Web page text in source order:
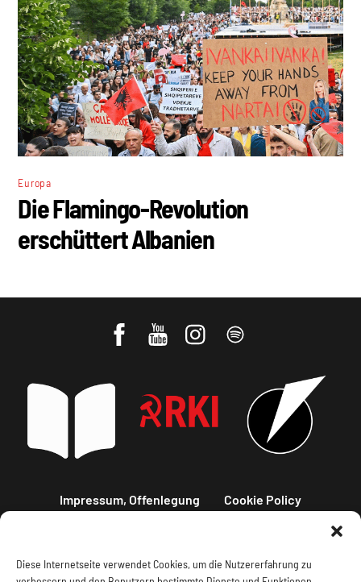
Diese Internetseite verwendet Cookies, um die Nutzererfahrung zu
Europa
Die Flamingo-Revolution
erschüttert Albanien
Impressum, Offenlegung Cookie Policy